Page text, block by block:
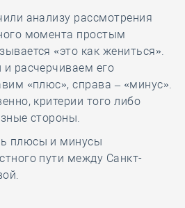
анализу рассмотрения
момента простым
«это как жениться».
расчерчиваем его
«плюс», справа – «минус».
критерии того либо
стороны.
плюсы и минусы
пути между Санкт-